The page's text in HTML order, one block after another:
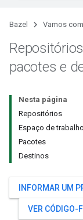
Bazel Vamos
Repositórios
pacotes e
Nesta página
Repositórios
Espaço de trabalho
Pacotes
Destinos
INFORMAR UM
VER CÓDIGO-